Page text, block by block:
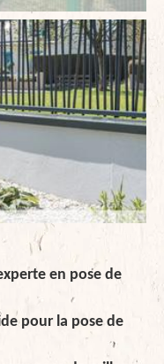
en pose de
pour la pose de